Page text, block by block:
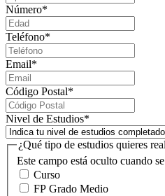
Número*
Teléfono*
Email*
Código Postal*
Nivel de Estudios*
Este campo está oculto cuando
¿Qué tipo de estudios quieres
Curso
FP Grado Medio